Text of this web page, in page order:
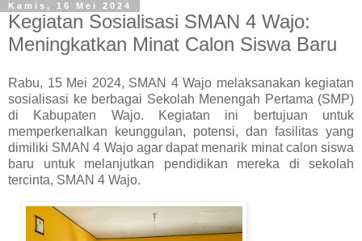
Kamis, 16 Mei 2024
Kegiatan Sosialisasi SMAN 4 Wajo:
Meningkatkan Minat Calon Siswa Baru
Rabu, 15 Mei 2024, SMAN 4 Wajo melaksanakan kegiatan
sosialisasi ke berbagai Sekolah Menengah Pertama (SMP)
di Kabupaten Wajo. Kegiatan ini bertujuan untuk
memperkenalkan keunggulan, potensi, dan fasilitas yang
dimiliki SMAN 4 Wajo agar dapat menarik minat calon siswa
baru untuk melanjutkan pendidikan mereka di sekolah
tercinta, SMAN 4 Wajo.